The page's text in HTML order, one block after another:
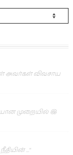
அவர்கள் விவசாய
முறையில் இ
..."